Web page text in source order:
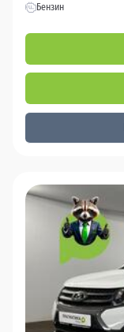
Бензин